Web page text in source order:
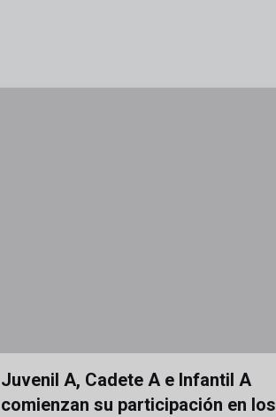
Juvenil A, Cadete A e Infantil A
comienzan su participación en los